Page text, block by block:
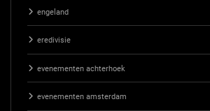
engeland
eredivisie
evenementen achterhoek
evenementen amsterdam